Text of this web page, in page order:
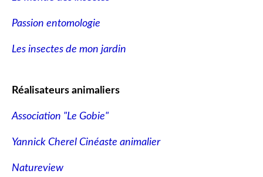
Passion entomologie
Les insectes de mon jardin
Réalisateurs animaliers
Association "Le Gobie"
Yannick Cherel Cinéaste animalier
Natureview